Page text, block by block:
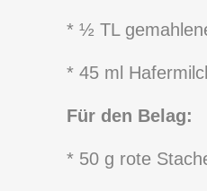
* ½ TL
* 45 ml
Für den Belag:
* 50 g rote